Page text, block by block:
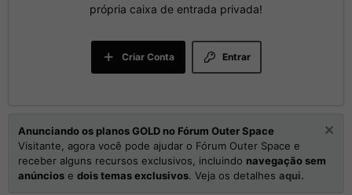
própria caixa de entrada privada!
Entrar
Criar Conta
Anunciando os planos GOLD no Fórum Outer Space
Visitante, agora você pode ajudar o Fórum Outer Space e
receber alguns recursos exclusivos, incluindo navegação sem
anúncios e dois temas exclusivos. Veja os detalhes aqui.